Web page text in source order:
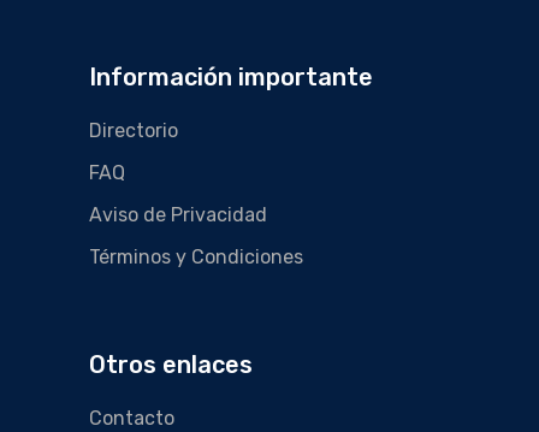
Información importante
Directorio
FAQ
Aviso de Privacidad
Términos y Condiciones
Otros enlaces
Contacto